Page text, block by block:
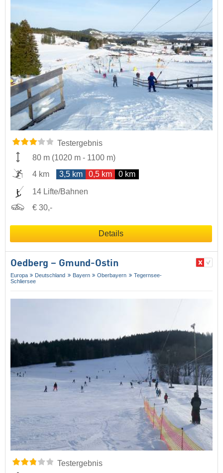
Testergebnis
80 m (1020 m - 1100 m)
4 km
3,5 km 0,5 km 0 km
14 Lifte/Bahnen
€ 30,-
Details
Oedberg – Gmund-Ostin
Europa Deutschland Bayern Oberbayern
Tegernsee-
Schliersee
Testergebnis